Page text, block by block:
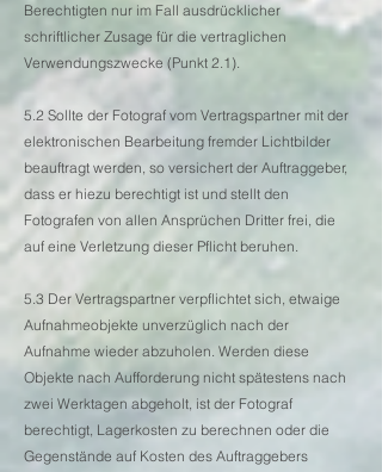
Berechtigten nur im Fall ausdrücklicher
schriftlicher Zusage für die vertraglichen
Verwendungszwecke (Punkt 2.1).
5.2 Sollte der Fotograf vom Vertragspartner mit der
elektronischen Bearbeitung fremder Lichtbilder
beauftragt werden, so versichert der Auftraggeber,
dass er hiezu berechtigt ist und stellt den
Fotografen von allen Ansprüchen Dritter frei, die
auf eine Verletzung dieser Pflicht beruhen.
5.3 Der Vertragspartner verpflichtet sich, etwaige
Aufnahmeobjekte unverzüglich nach der
Aufnahme wieder abzuholen. Werden diese
Objekte nach Aufforderung nicht spätestens nach
zwei Werktagen abgeholt, ist der Fotograf
berechtigt, Lagerkosten zu berechnen oder die
Gegenstände auf Kosten des Auftraggebers